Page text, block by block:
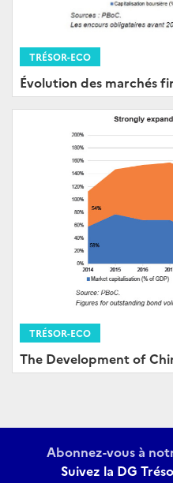
TRÉSOR-ECO
Évolution des marchés
TRÉSOR-ECO
The Development of
Abonnez-vous à
Suivez la DG